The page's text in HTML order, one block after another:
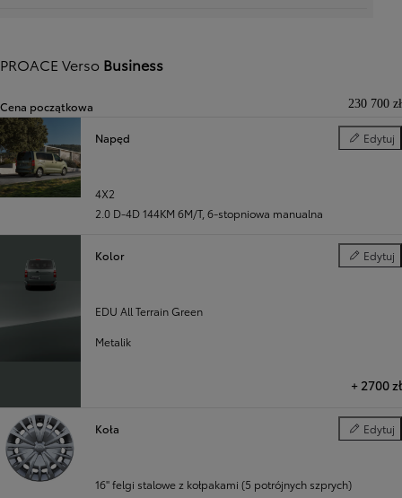
Poprzedni
PROACE Verso Business
Cena początkowa 230 700 zł
Napęd Edytuj
Napęd
4X2
2.0 D-4D 144KM 6M/T, 6-stopniowa manualna
Kolor Edytuj
Kolor
EDU All Terrain Green
Metalik
+ 2700 zł
Koła Edytuj
Koła
16" felgi stalowe z kołpakami (5 potrójnych szprych)